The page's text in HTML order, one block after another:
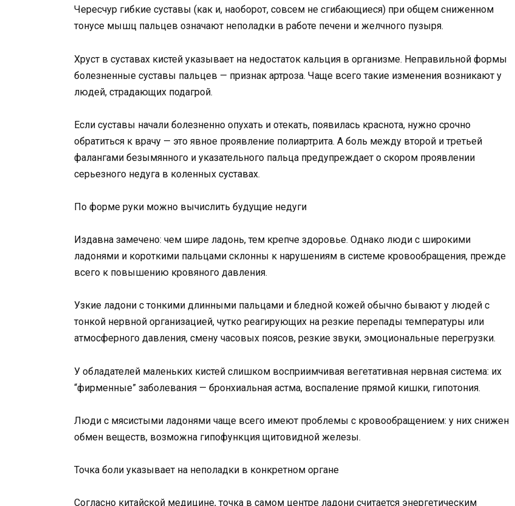
Чересчур гибкие суставы (как и, наоборот, совсем не сгибающиеся) при общем сниженном
тонусе мышц пальцев означают неполадки в работе печени и желчного пузыря.
Хруст в суставах кистей указывает на недостаток кальция в организме. Неправильной формы
болезненные суставы пальцев — признак артроза. Чаще всего такие изменения возникают у
людей, страдающих подагрой.
Если суставы начали болезненно опухать и отекать, появилась краснота, нужно срочно
обратиться к врачу — это явное проявление полиартрита. А боль между второй и третьей
фалангами безымянного и указательного пальца предупреждает о скором проявлении
серьезного недуга в коленных суставах.
По форме руки можно вычислить будущие недуги
Издавна замечено: чем шире ладонь, тем крепче здоровье. Однако люди с широкими
ладонями и короткими пальцами склонны к нарушениям в системе кровообращения, прежде
всего к повышению кровяного давления.
Узкие ладони с тонкими длинными пальцами и бледной кожей обычно бывают у людей с
тонкой нервной организацией, чутко реагирующих на резкие перепады температуры или
атмосферного давления, смену часовых поясов, резкие звуки, эмоциональные перегрузки.
У обладателей маленьких кистей слишком восприимчивая вегетативная нервная система: их
“фирменные” заболевания — бронхиальная астма, воспаление прямой кишки, гипотония.
Люди с мясистыми ладонями чаще всего имеют проблемы с кровообращением: у них снижен
обмен веществ, возможна гипофункция щитовидной железы.
Точка боли указывает на неполадки в конкретном органе
Согласно китайской медицине, точка в самом центре ладони считается энергетическим